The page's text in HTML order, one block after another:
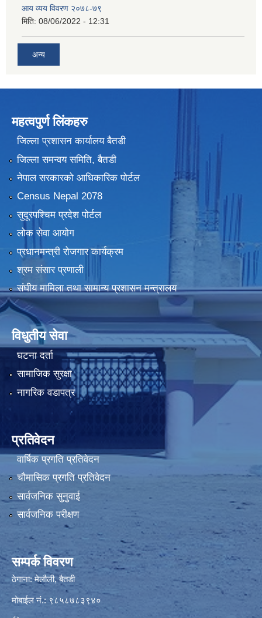
आय व्यय विवरण २०७८-७९
मिति: 08/06/2022 - 12:31
अन्य
महत्वपुर्ण लिंकहरु
जिल्ला प्रशासन कार्यालय बैतडी
जिल्ला समन्वय समिति, बैतडी
नेपाल सरकारको आधिकारिक पोर्टल
Census Nepal 2078
सुदूरपश्चिम प्रदेश पोर्टल
लोक सेवा आयोग
प्रधानमन्त्री रोजगार कार्यक्रम
श्रम संसार प्रणाली
संघीय मामिला तथा सामान्य प्रशासन मन्त्रालय
विधुतीय सेवा
घटना दर्ता
सामाजिक सुरक्षा
नागरिक वडापत्र
प्रतिवेदन
वार्षिक प्रगति प्रतिवेदन
चौमासिक प्रगति प्रतिवेदन
सार्वजनिक सुनुवाई
सार्वजनिक परीक्षण
सम्पर्क विवरण
ठेगाना: मेलौली, बैतडी
मोबाईल नं.: ९८५८७८३९४०